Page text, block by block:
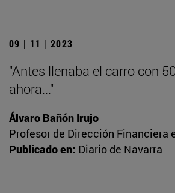
09 | 11 | 2023
"Antes llenaba el carro con
ahora..."
Álvaro Bañón Irujo
Profesor de Dirección Financiera
Publicado en: Diario de Navarra